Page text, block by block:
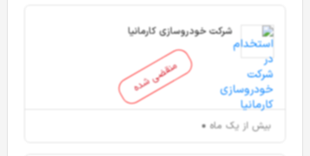
منقضی شده
شرکت خودروسازی کارمانیا
بیش از یک ماه